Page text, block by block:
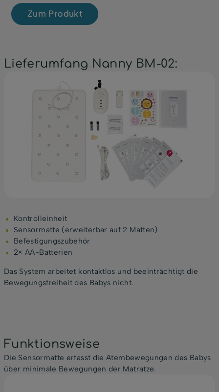
Zum Produkt
Lieferumfang Nanny BM-02:
Kontrolleinheit
Sensormatte (erweiterbar auf 2 Matten)
Befestigungszubehör
2× AA-Batterien
Das System arbeitet kontaktlos und beeinträchtigt die
Bewegungsfreiheit des Babys nicht.
Funktionsweise
Die Sensormatte erfasst die Atembewegungen des Babys
über minimale Bewegungen der Matratze.